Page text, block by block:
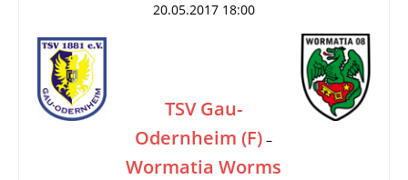
20.05.2017 18:00
TSV Gau-
Odernheim (F) –
Wormatia Worms